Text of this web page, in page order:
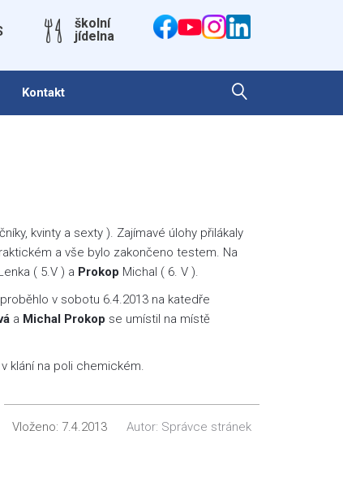
školní
jídelna
Kontakt
kvinty a sexty ). Zajímavé úlohy přilákaly
a vše bylo zakončeno testem. Na
( 5.V ) a Prokop Michal ( 6. V ).
v sobotu 6.4.2013 na katedře
a Michal Prokop se umístil na místě
klání na poli chemickém.
Vloženo: 7.4.2013 Autor: Správce stránek